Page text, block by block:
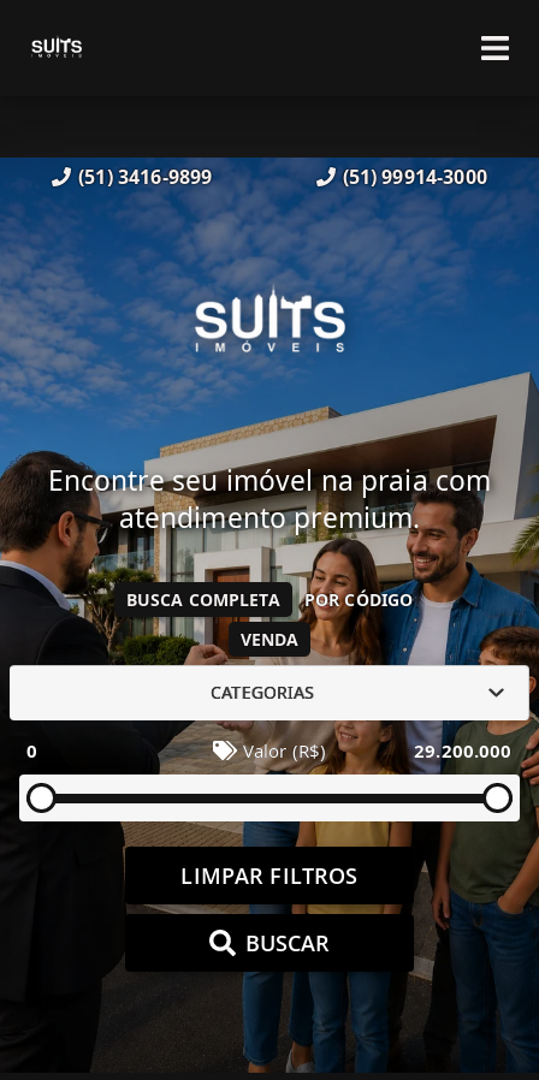
(51) 3416-9899 (51) 99914-3000
Encontre seu imóvel na praia com
atendimento premium.
VENDA
BUSCA COMPLETA POR CÓDIGO
CATEGORIAS
0 Valor (R$) 29.200.000
LIMPAR FILTROS
BUSCAR